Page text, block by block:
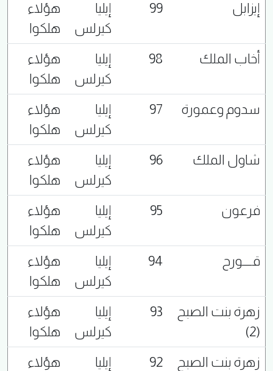
إيزابل
99
إيليا
كيرلس
هؤلاء
هلكوا
أخاب الملك
98
إيليا
كيرلس
هؤلاء
هلكوا
سدوم وعمورة
97
إيليا
كيرلس
هؤلاء
هلكوا
شاول الملك
96
إيليا
كيرلس
هؤلاء
هلكوا
فرعون
95
إيليا
كيرلس
هؤلاء
هلكوا
قــــورح
94
إيليا
كيرلس
هؤلاء
هلكوا
زهرة بنت الصبح
(2)
93
إيليا
كيرلس
هؤلاء
هلكوا
زهرة بنت الصبح
92
إيليا
هؤلاء